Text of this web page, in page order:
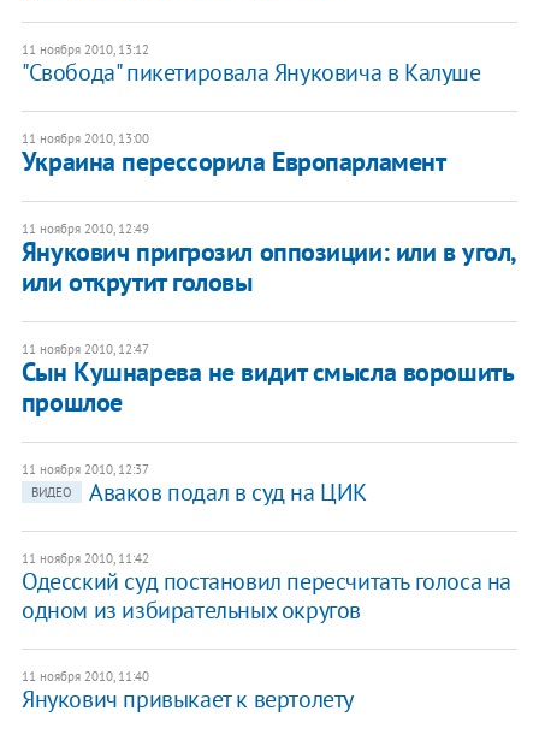
11 ноября 2010, 13:12
"Свобода" пикетировала Януковича в Калуше
11 ноября 2010, 13:00
Украина перессорила Европарламент
11 ноября 2010, 12:49
Янукович пригрозил оппозиции: или в угол,
или открутит головы
11 ноября 2010, 12:47
Сын Кушнарева не видит смысла ворошить
прошлое
11 ноября 2010, 12:37
ВИДЕО
Аваков подал в суд на ЦИК
11 ноября 2010, 11:42
Одесский суд постановил пересчитать голоса на
одном из избирательных округов
11 ноября 2010, 11:40
Янукович привыкает к вертолету